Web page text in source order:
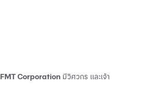
FMT Corporation มีวิศวกร และเจ้า